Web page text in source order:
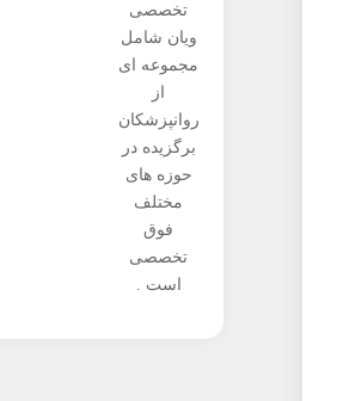
تخصصی
ویان شامل
مجموعه ای
از
روانپزشکان
برگزیده در
حوزه های
مختلف
فوق
تخصصی
است .